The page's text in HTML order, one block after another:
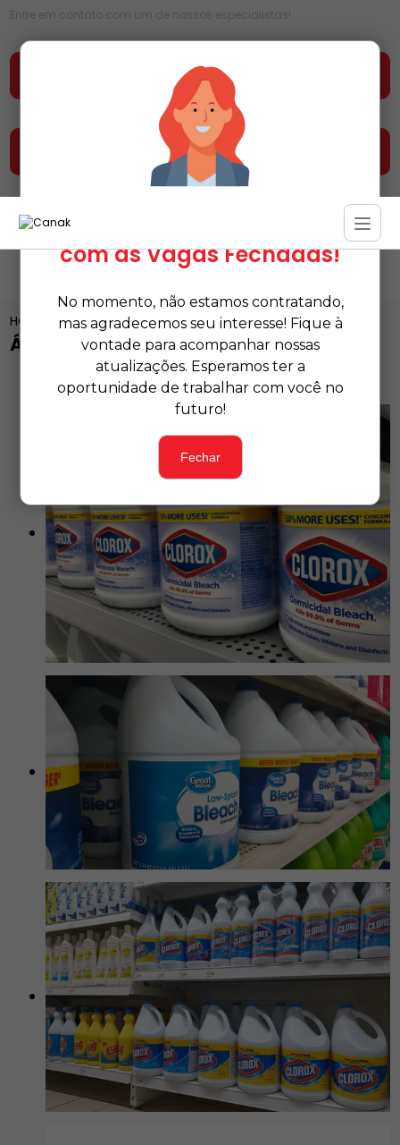
Entre em contato com um de nossos especialistas!
Faça seu orçamento agora mesmo
Entre em contato e fale conosco
HOME CATEGORIASÁGUA SANITÁRIA PREÇO EM SÃO PAULO
ÁGUA SANITÁRIA PREÇO EM SÃO PAULO
Estamos Temporariamente
com as Vagas Fechadas!
No momento, não estamos contratando,
mas agradecemos seu interesse! Fique à
vontade para acompanhar nossas
atualizações. Esperamos ter a
oportunidade de trabalhar com você no
futuro!
Fechar